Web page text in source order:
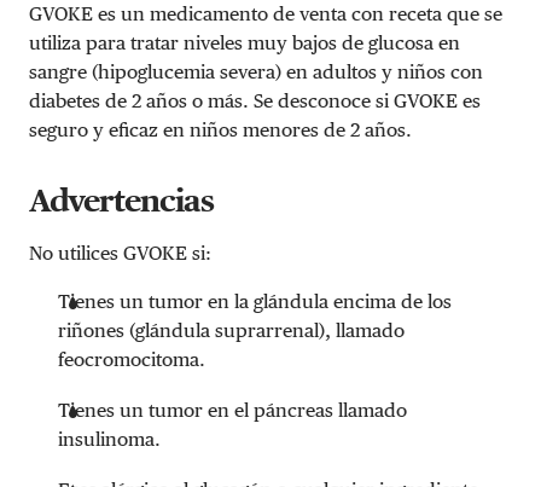
GVOKE es un medicamento de venta con receta que se
utiliza para tratar niveles muy bajos de glucosa en
sangre (hipoglucemia severa) en adultos y niños con
diabetes de 2 años o más. Se desconoce si GVOKE es
seguro y eficaz en niños menores de 2 años.
Advertencias
No utilices GVOKE si:
Tienes un tumor en la glándula encima de los
riñones (glándula suprarrenal), llamado
feocromocitoma.
Tienes un tumor en el páncreas llamado
insulinoma.